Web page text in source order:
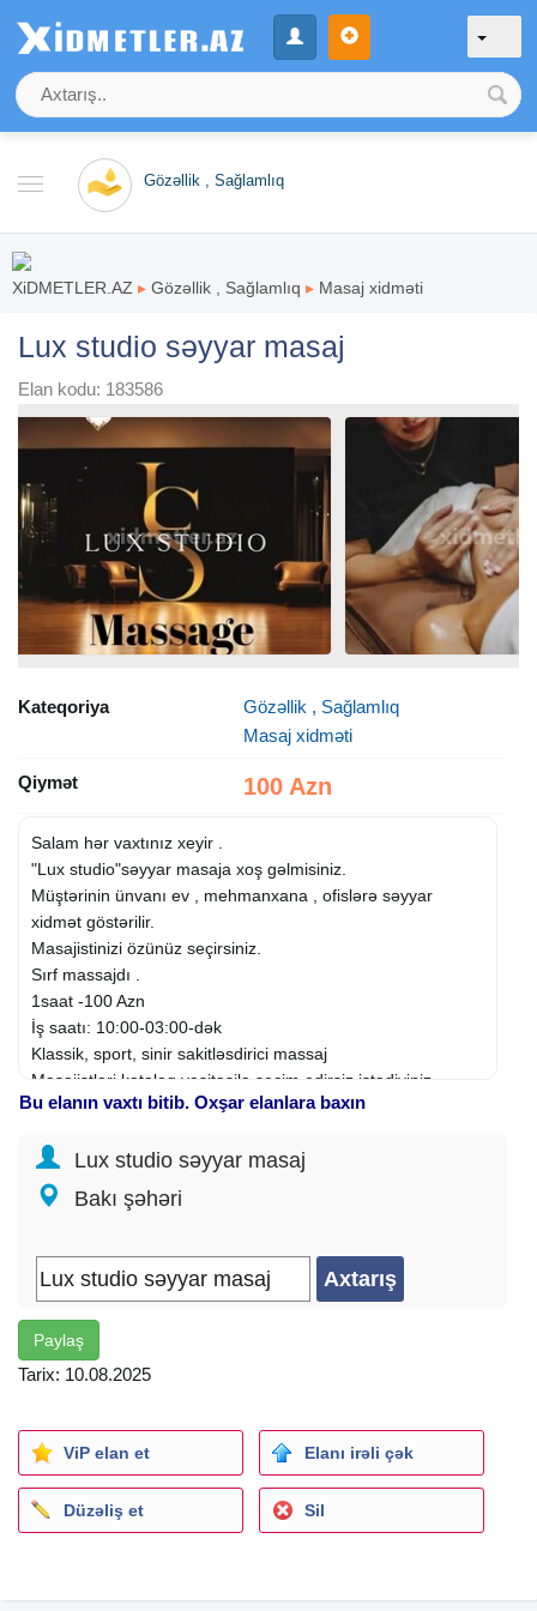
Gözəllik , Sağlamlıq
XiDMETLER.AZ ▸ Gözəllik , Sağlamlıq ▸ Masaj xidməti
Lux studio səyyar masaj
Elan kodu: 183586
Kateqoriya
Gözəllik , Sağlamlıq
Masaj xidməti
Qiymət 100 Azn
Salam hər vaxtınız xeyir .
"Lux studio"səyyar masaja xoş gəlmisiniz.
Müştərinin ünvanı ev , mehmanxana , ofislərə səyyar
xidmət göstərilir.
Masajistinizi özünüz seçirsiniz.
Sırf massajdı .
1saat -100 Azn
İş saatı: 10:00-03:00-dək
Klassik, sport, sinir sakitləsdirici massaj
Masajistləri kataloq vasitəsilə secim edirsiz istədiyiniz
masajist gəlir ünvana.
QEYiD iNTiM YOXDUR
Bu elanın vaxtı bitib. Oxşar elanlara baxın
Lux studio səyyar masaj
Bakı şəhəri
Paylaş
Tarix: 10.08.2025
ViP elan et Elanı irəli çək
Düzəliş et Sil